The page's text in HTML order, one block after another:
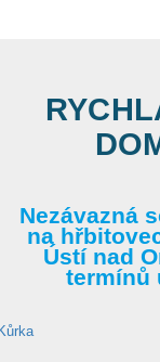
Nezávazná
na
Ústí nad
termínů